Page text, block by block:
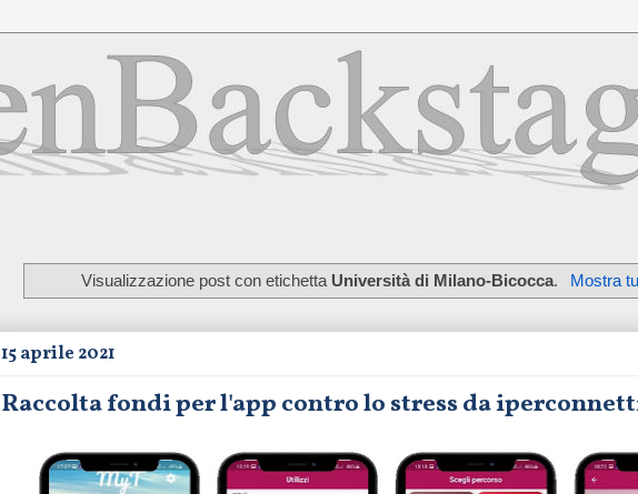
Visualizzazione post con etichetta Università di Milano-Bicocca. Mostra
15 aprile 2021
Raccolta fondi per l'app contro lo stress da